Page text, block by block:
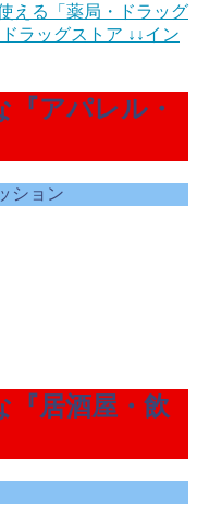
える「薬局・ドラッグ
ラッグストア ↓↓イン
『アパレル・
ション
『居酒屋・飲